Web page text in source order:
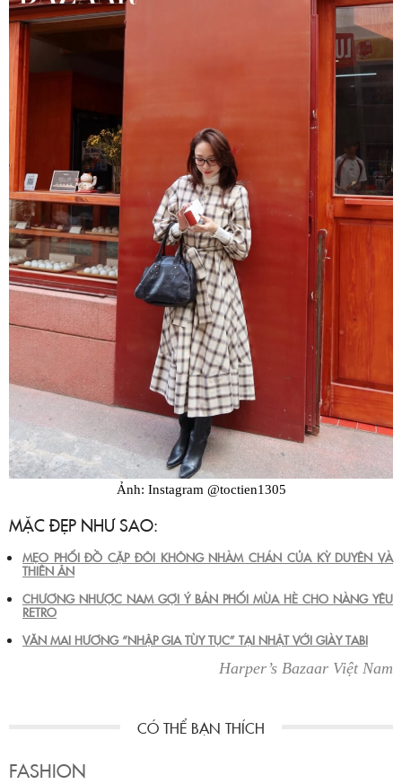
Ảnh: Instagram @toctien1305
MẶC ĐẸP NHƯ SAO:
MẸO PHỐI ĐỒ CẶP ĐÔI KHÔNG NHÀM CHÁN CỦA KỲ DUYÊN VÀ
THIÊN ÂN
CHƯƠNG NHƯỢC NAM GỢI Ý BẢN PHỐI MÙA HÈ CHO NÀNG YÊU
RETRO
VĂN MAI HƯƠNG “NHẬP GIA TÙY TỤC” TẠI NHẬT VỚI GIÀY TABI
Harper’s Bazaar Việt Nam
FASHION